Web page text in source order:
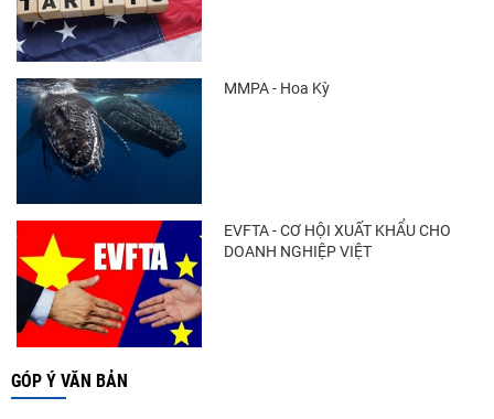
MMPA - Hoa Kỳ
EVFTA - CƠ HỘI XUẤT KHẨU CHO
DOANH NGHIỆP VIỆT
GÓP Ý VĂN BẢN